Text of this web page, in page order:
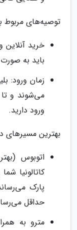
توصیه‌های مربوط
خرید
باید به
زمان ورود:
ورود دارید.
بهترین مسیرهای
کاتالونیا
پارک
حداقل